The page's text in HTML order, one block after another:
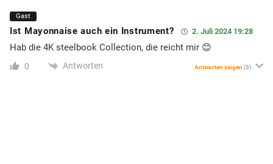
Gast
Ist Mayonnaise auch ein Instrument? 2. Juli 2024 19:28
Hab die 4K steelbook Collection, die reicht mir 😊
0 Antworten Antworten zeigen (3)